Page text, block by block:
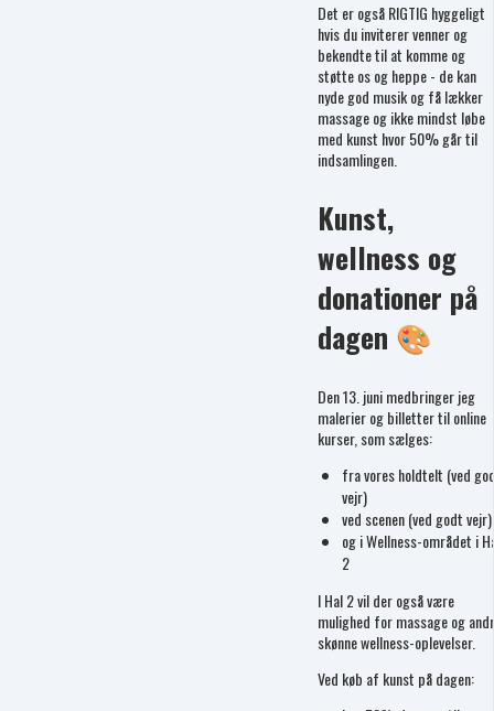
Det er også RIGTIG hyggeligt
hvis du inviterer venner og
bekendte til at komme og
støtte os og heppe - de kan
nyde god musik og få lækker
massage og ikke mindst løbe
med kunst hvor 50% går til
indsamlingen.
Kunst,
wellness og
donationer på
dagen 🎨
Den 13. juni medbringer jeg
malerier og billetter til online
kurser, som sælges:
fra vores holdtelt (ved
vejr)
ved scenen (ved godt vejr)
og i Wellness-området i
2
I Hal 2 vil der også være
mulighed for massage og
skønne wellness-oplevelser.
Ved køb af kunst på dagen: